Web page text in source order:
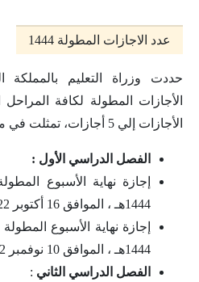
عدد الاجازات المطولة 1444
حددت وزراة التعليم بالمملكة
الأجازات المطولة لكافة
الأجازات إلي 5 أجازات، تمثلت في ما يلي :
الفصل الدراسي الأول :
1444هـ ، الموافق 16 أكتوبر 2022م .
1444هـ ، الموافق 10 نوفمبر 2022م .
الفصل الدراسي الثاني :